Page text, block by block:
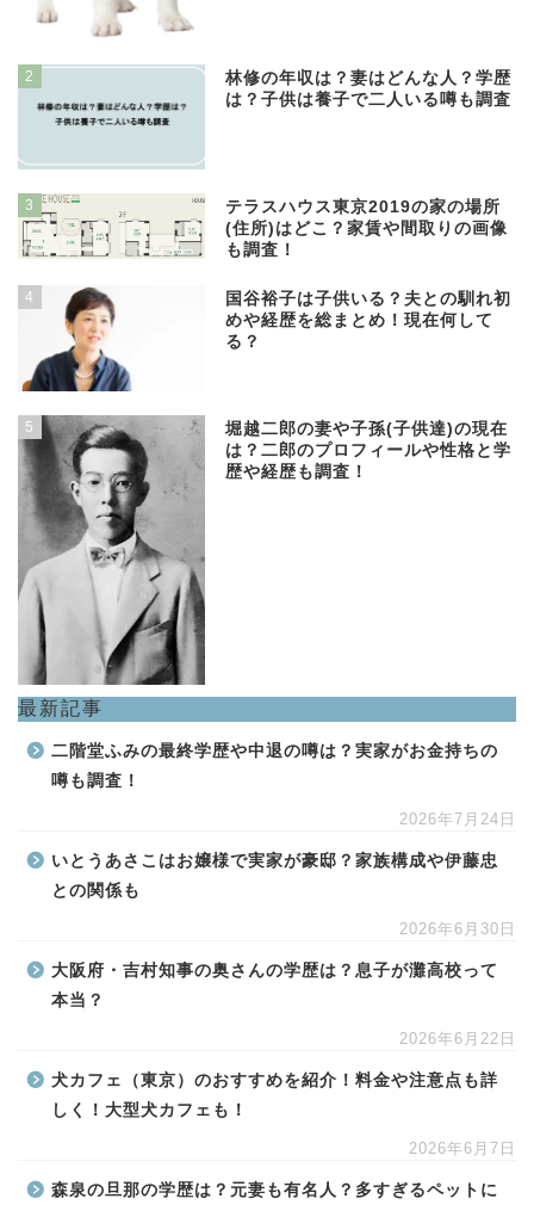
2
林修の年収は？妻はどんな人？学歴
は？子供は養子で二人いる噂も調査
3
テラスハウス東京2019の家の場所
(住所)はどこ？家賃や間取りの画像
も調査！
4
国谷裕子は子供いる？夫との馴れ初
めや経歴を総まとめ！現在何して
る？
5
堀越二郎の妻や子孫(子供達)の現在
は？二郎のプロフィールや性格と学
歴や経歴も調査！
最新記事
二階堂ふみの最終学歴や中退の噂は？実家がお金持ちの
噂も調査！
2026年7月24日
いとうあさこはお嬢様で実家が豪邸？家族構成や伊藤忠
との関係も
2026年6月30日
大阪府・吉村知事の奥さんの学歴は？息子が灘高校って
本当？
2026年6月22日
犬カフェ（東京）のおすすめを紹介！料金や注意点も詳
しく！大型犬カフェも！
2026年6月7日
森泉の旦那の学歴は？元妻も有名人？多すぎるペットに